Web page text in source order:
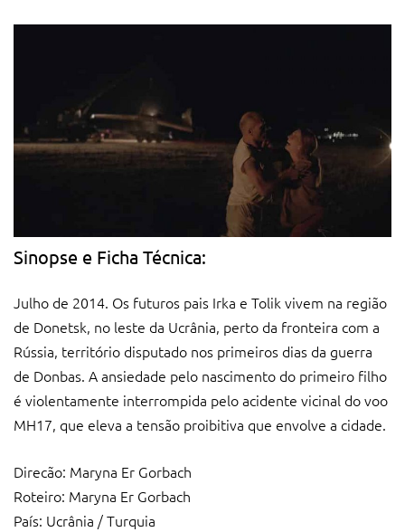
Sinopse e Ficha Técnica:
Julho de 2014. Os futuros pais Irka e Tolik vivem na região
de Donetsk, no leste da Ucrânia, perto da fronteira com a
Rússia, território disputado nos primeiros dias da guerra
de Donbas. A ansiedade pelo nascimento do primeiro filho
é violentamente interrompida pelo acidente vicinal do voo
MH17, que eleva a tensão proibitiva que envolve a cidade.
Direcão: Maryna Er Gorbach
Roteiro: Maryna Er Gorbach
País: Ucrânia / Turquia